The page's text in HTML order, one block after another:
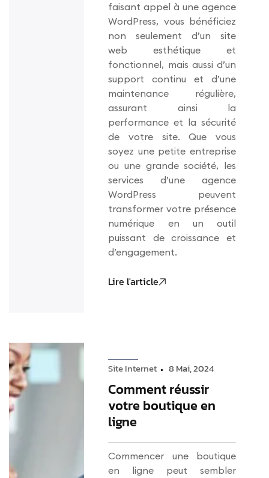
faisant appel à une agence
WordPress, vous bénéficiez
non seulement d’un site
web esthétique et
fonctionnel, mais aussi d’un
support continu et d’une
maintenance régulière,
assurant ainsi la
performance et la sécurité
de votre site. Que vous
soyez une petite entreprise
ou une grande société, les
services d’une agence
WordPress peuvent
transformer votre présence
numérique en un outil
puissant de croissance et
d’engagement.
Lire l'article
Site Internet 8 Mai, 2024
Comment réussir
votre boutique en
ligne
Commencer une boutique
en ligne peut sembler